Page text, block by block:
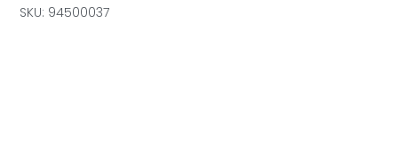
SKU: 94500037